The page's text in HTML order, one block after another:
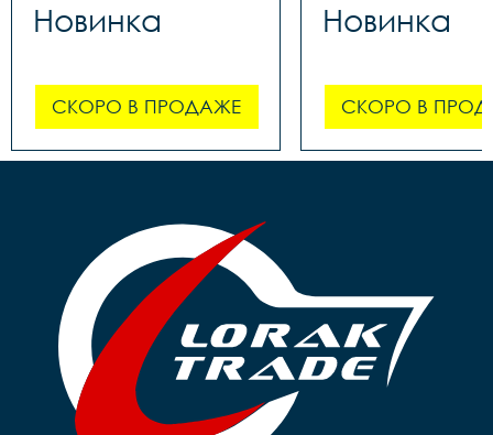
Новинка
СКОРО В ПРОДАЖЕ
Новинка
СКОРО В